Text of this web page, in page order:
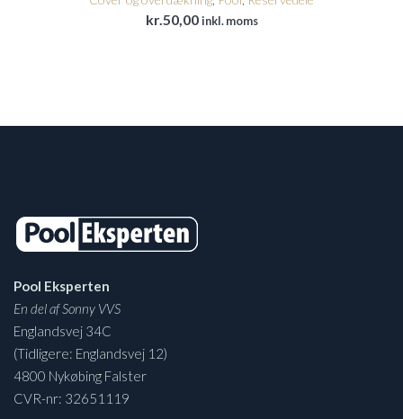
kr.50,00 inkl. moms
Pool Eksperten
En del af Sonny VVS
Englandsvej 34C
(Tidligere: Englandsvej 12)
4800 Nykøbing Falster
CVR-nr: 32651119